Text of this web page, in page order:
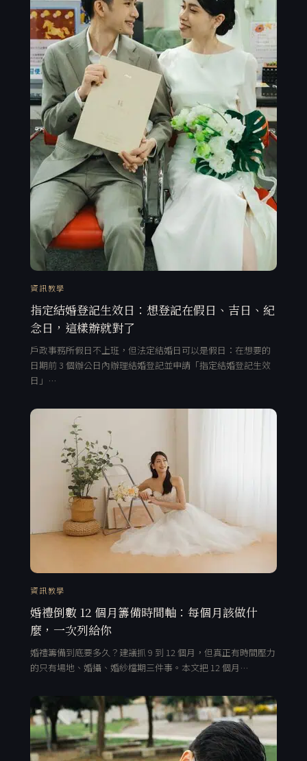
資訊教學
指定結婚登記生效日：想登記在假日、吉日、紀
念日，這樣辦就對了
戶政事務所假日不上班，但法定結婚日可以是假日：在想要的
日期前 3 個辦公日內辦理結婚登記並申請「指定結婚登記生效
日」…
資訊教學
婚禮倒數 12 個月籌備時間軸：每個月該做什
麼，一次列給你
婚禮籌備到底要多久？建議抓 9 到 12 個月，但真正有時間壓力
的只有場地、婚攝、婚紗檔期三件事。本文把 12 個月…